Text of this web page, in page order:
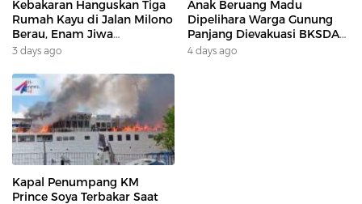
Kebakaran Hanguskan Tiga
Rumah Kayu di Jalan Milono
Berau, Enam Jiwa
Terdampak
3 days ago
Anak Beruang Madu
Dipelihara Warga Gunung
Panjang Dievakuasi BKSDA
Dan DAMKAR
4 days ago
Kapal Penumpang KM
Prince Soya Terbakar Saat